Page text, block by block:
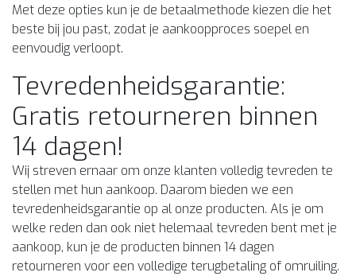
Met deze opties kun je de betaalmethode kiezen die het
beste bij jou past, zodat je aankoopproces soepel en
eenvoudig verloopt.
Tevredenheidsgarantie:
Gratis retourneren binnen
14 dagen!
Wij streven ernaar om onze klanten volledig tevreden te
stellen met hun aankoop. Daarom bieden we een
tevredenheidsgarantie op al onze producten. Als je om
welke reden dan ook niet helemaal tevreden bent met je
aankoop, kun je de producten binnen 14 dagen
retourneren voor een volledige terugbetaling of omruiling.